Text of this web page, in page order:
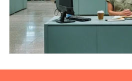
Systemanalyse
INNOV8!